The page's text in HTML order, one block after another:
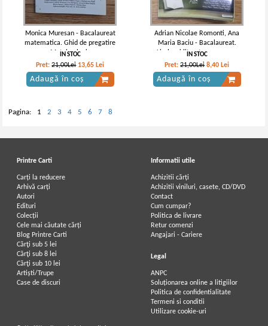
Monica Muresan - Bacalaureat
matematica. Ghid de pregatire
M_tehnologic
IN STOC
Pret:21,00Lei 13,65 Lei
Adaugă în coș
Adrian Nicolae Romonti, Ana
Maria Baciu - Bacalaureat.
Limba si literatura romana.
Modele de teste. Toate
profilurile
IN STOC
Pret:21,00Lei 8,40 Lei
Adaugă în coș
Pagina: 1 2 3 4 5 6 7 8
Printre Carti
Carți la reducere
Arhivă carți
Autori
Edituri
Colecții
Cele mai căutate cărți
Blog Printre Carti
Cărţi sub 5 lei
Cărţi sub 8 lei
Cărţi sub 10 lei
Artiști/Trupe
Case de discuri
Informatii utile
Achizitii cărți
Achizitii viniluri, casete, CD/DVD
Contact
Cum cumpar?
Politica de livrare
Retur comenzi
Angajari - Cariere
Legal
ANPC
Soluționarea online a litigiilor
Politica de confidentialitate
Termeni si conditii
Utilizare cookie-uri